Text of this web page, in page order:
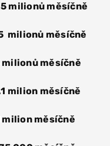
milionů měsíčně
milionů měsíčně
milionů měsíčně
milion měsíčně
milion měsíčně